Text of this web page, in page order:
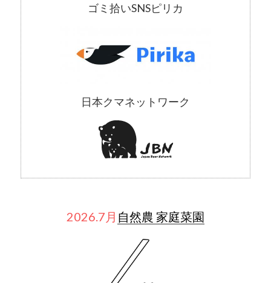
ゴミ拾いSNSピリカ
日本クマネットワーク
2026.7月 自然農 家庭菜園